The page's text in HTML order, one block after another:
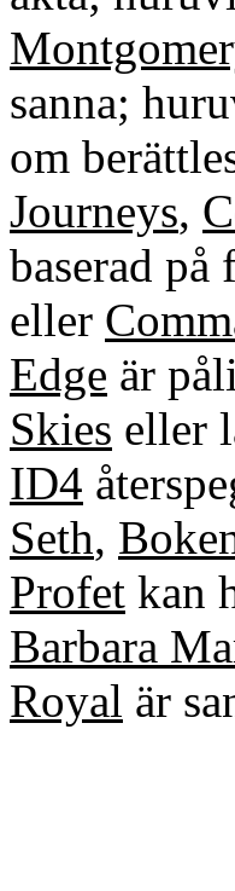
sanna;
om
Journeys,
baserad
eller
Edge är
Skies eller
ID4
Seth,
Profet kan
Barbara
Royal är